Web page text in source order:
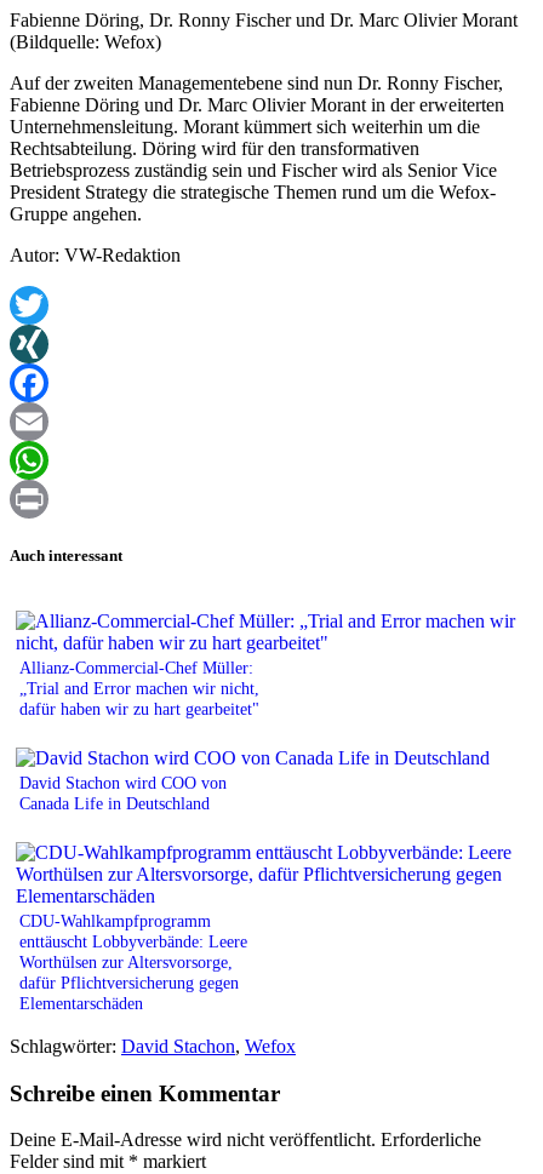
Fabienne Döring, Dr. Ronny Fischer und Dr. Marc Olivier Morant
(Bildquelle: Wefox)
Auf der zweiten Managementebene sind nun Dr. Ronny Fischer,
Fabienne Döring und Dr. Marc Olivier Morant in der erweiterten
Unternehmensleitung. Morant kümmert sich weiterhin um die
Rechtsabteilung. Döring wird für den transformativen
Betriebsprozess zuständig sein und Fischer wird als Senior Vice
President Strategy die strategische Themen rund um die Wefox-
Gruppe angehen.
Autor: VW-Redaktion
Twitter
XING
Facebook
Email
WhatsApp
Auch interessant
Allianz-Commercial-Chef Müller:
„Trial and Error machen wir nicht,
dafür haben wir zu hart gearbeitet"
David Stachon wird COO von
Canada Life in Deutschland
CDU-Wahlkampfprogramm
enttäuscht Lobbyverbände: Leere
Worthülsen zur Altersvorsorge,
dafür Pflichtversicherung gegen
Elementarschäden
Schlagwörter: David Stachon, Wefox
Schreibe einen Kommentar
Deine E-Mail-Adresse wird nicht veröffentlicht. Erforderliche
Felder sind mit * markiert